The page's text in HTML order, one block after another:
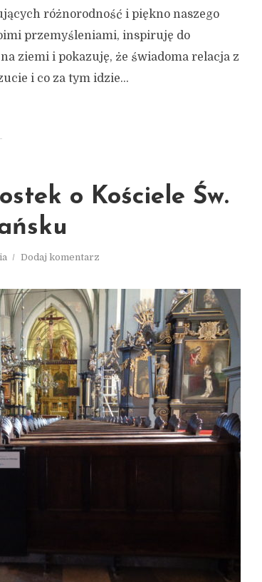
różnorodność i piękno naszego
przemyśleniami, inspiruję do
ziemi i pokazuję, że świadoma relacja z
i co za tym idzie...
o Kościele Św.
Dodaj komentarz